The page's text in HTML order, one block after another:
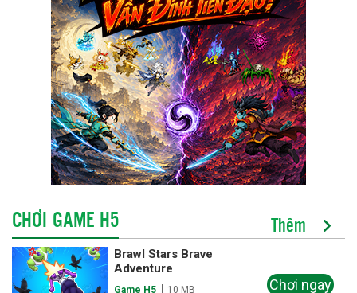
CHƠI GAME H5 Thêm
Brawl Stars Brave
Adventure
Game H5 10 MB Chơi ngay